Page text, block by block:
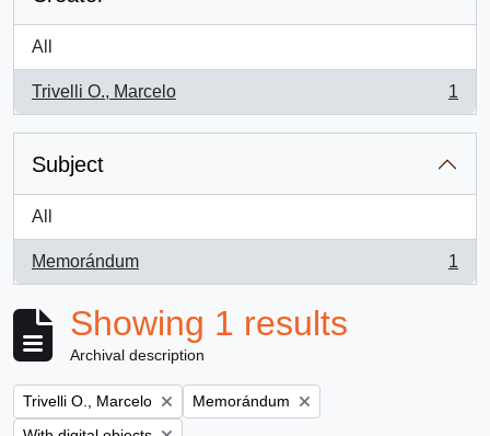
All
Trivelli O., Marcelo
, 1 results
1
Subject
All
Memorándum
, 1 results
1
Showing 1 results
Archival description
Remove filter:
Trivelli O., Marcelo Remove filter:
Memorándum